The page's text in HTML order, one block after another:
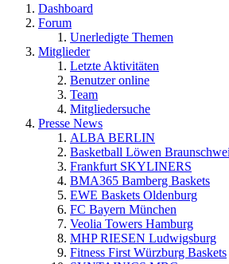
Dashboard
Forum
Unerledigte Themen
Mitglieder
Letzte Aktivitäten
Benutzer online
Team
Mitgliedersuche
Presse News
ALBA BERLIN
Basketball Löwen
Frankfurt SKYLINERS
BMA365 Bamberg Baskets
EWE Baskets Oldenburg
FC Bayern München
Veolia Towers Hamburg
MHP RIESEN Ludwigsburg
Fitness First Würzburg Baskets